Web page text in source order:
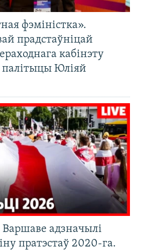
фэміністка».
прадстаўніцай
кабінэту
Юліяй
адзначылі
пратэстаў 2020-га.